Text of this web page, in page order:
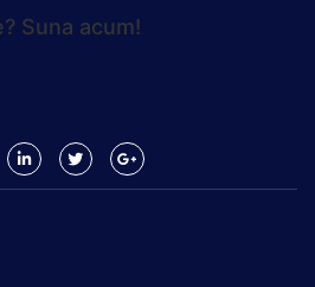
Suna acum!